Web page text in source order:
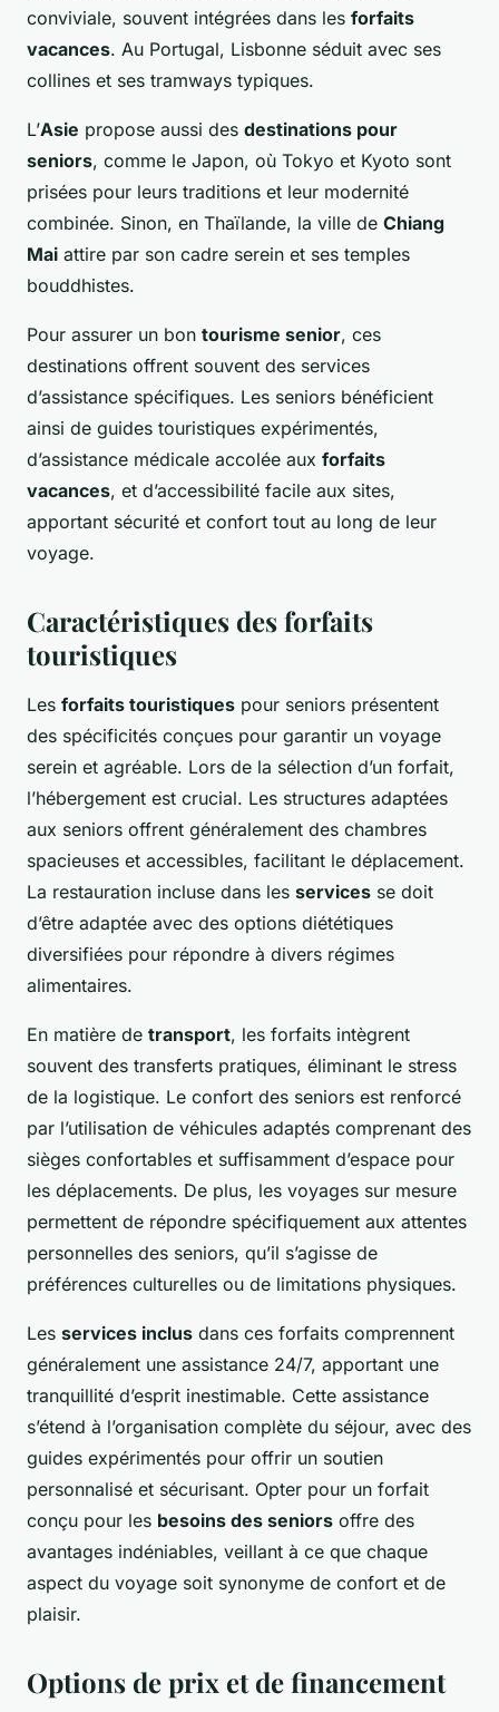
conviviale, souvent intégrées dans les forfaits
vacances. Au Portugal, Lisbonne séduit avec ses
collines et ses tramways typiques.
L’Asie propose aussi des destinations pour
seniors, comme le Japon, où Tokyo et Kyoto sont
prisées pour leurs traditions et leur modernité
combinée. Sinon, en Thaïlande, la ville de Chiang
Mai attire par son cadre serein et ses temples
bouddhistes.
Pour assurer un bon tourisme senior, ces
destinations offrent souvent des services
d’assistance spécifiques. Les seniors bénéficient
ainsi de guides touristiques expérimentés,
d’assistance médicale accolée aux forfaits
vacances, et d’accessibilité facile aux sites,
apportant sécurité et confort tout au long de leur
voyage.
Caractéristiques des forfaits
touristiques
Les forfaits touristiques pour seniors présentent
des spécificités conçues pour garantir un voyage
serein et agréable. Lors de la sélection d’un forfait,
l’hébergement est crucial. Les structures adaptées
aux seniors offrent généralement des chambres
spacieuses et accessibles, facilitant le déplacement.
La restauration incluse dans les services se doit
d’être adaptée avec des options diététiques
diversifiées pour répondre à divers régimes
alimentaires.
En matière de transport, les forfaits intègrent
souvent des transferts pratiques, éliminant le stress
de la logistique. Le confort des seniors est renforcé
par l’utilisation de véhicules adaptés comprenant des
sièges confortables et suffisamment d’espace pour
les déplacements. De plus, les voyages sur mesure
permettent de répondre spécifiquement aux attentes
personnelles des seniors, qu’il s’agisse de
préférences culturelles ou de limitations physiques.
Les services inclus dans ces forfaits comprennent
généralement une assistance 24/7, apportant une
tranquillité d’esprit inestimable. Cette assistance
s’étend à l’organisation complète du séjour, avec des
guides expérimentés pour offrir un soutien
personnalisé et sécurisant. Opter pour un forfait
conçu pour les besoins des seniors offre des
avantages indéniables, veillant à ce que chaque
aspect du voyage soit synonyme de confort et de
plaisir.
Options de prix et de financement